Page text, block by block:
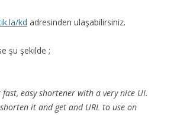
kd adresinden ulaşabilirsiniz.
şu şekilde ;
easy shortener with a very nice UI.
it and get and URL to use on